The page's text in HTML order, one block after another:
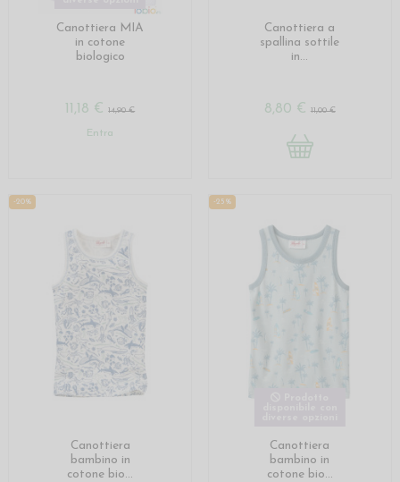
Canottiera MIA
in cotone
biologico
11,18 €14,90 €
Entra
Canottiera a
spallina sottile
in...
8,80 € 11,00 €
-20%
Canottiera
bambino in
cotone bio...
-25%
Canottiera
bambino in
cotone bio...